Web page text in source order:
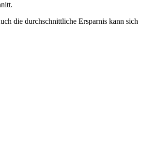
die durchschnittliche Ersparnis kann sich